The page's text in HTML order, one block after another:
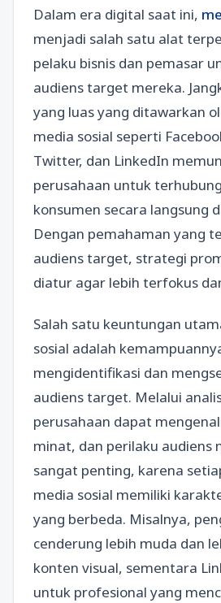
Dalam era digital saat ini,
menjadi salah satu alat
pelaku bisnis dan pemasar
audiens target mereka.
yang luas yang ditawarkan
media sosial seperti
Twitter, dan LinkedIn
perusahaan untuk
konsumen secara langsung
Dengan pemahaman yang
audiens target, strategi
diatur agar lebih terfokus
Salah satu keuntungan
sosial adalah
mengidentifikasi dan
audiens target. Melalui
perusahaan dapat
minat, dan perilaku audiens
sangat penting, karena
media sosial memiliki
yang berbeda. Misalnya,
cenderung lebih muda dan
konten visual, sementara
untuk profesional yang